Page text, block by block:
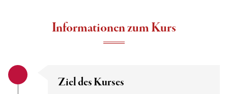
Informationen zum Kurs
Ziel des Kurses